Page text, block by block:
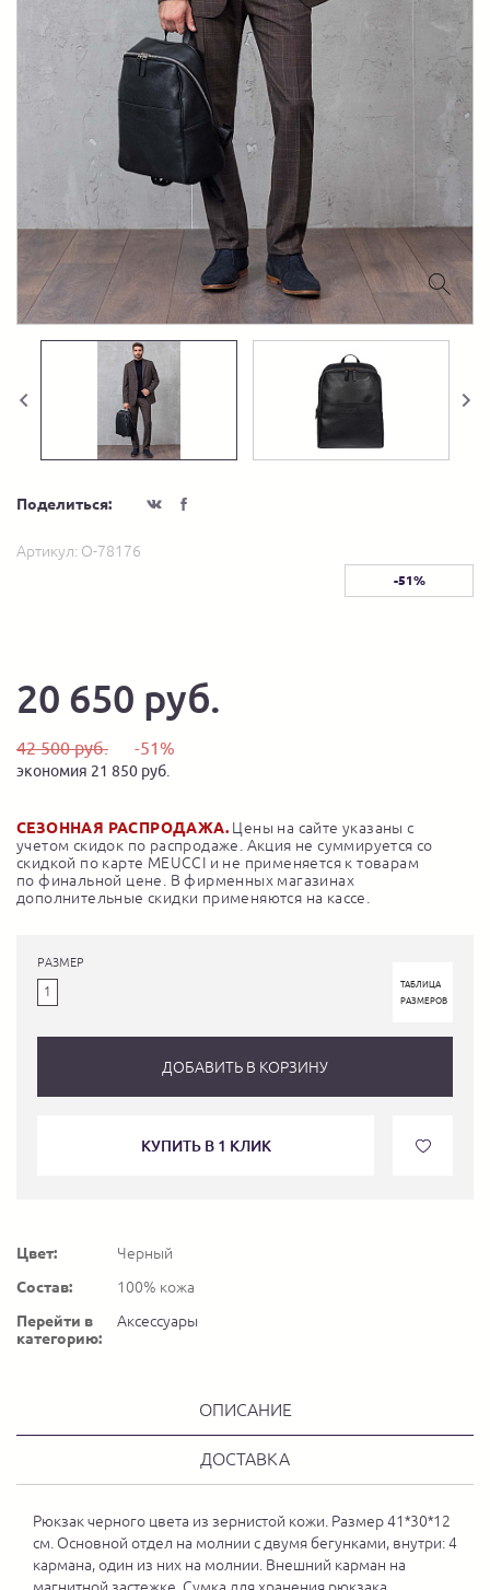
Поделиться:
Артикул: О-78176
-51%
20 650 руб.
42 500 руб. -51%
экономия 21 850 руб.
СЕЗОННАЯ РАСПРОДАЖА. Цены на сайте указаны с
учетом скидок по распродаже. Акция не суммируется со
скидкой по карте MEUCCI и не применяется к товарам
по финальной цене. В фирменных магазинах
дополнительные скидки применяются на кассе.
РАЗМЕР
1
ТАБЛИЦА
РАЗМЕРОВ
ДОБАВИТЬ В КОРЗИНУ
КУПИТЬ В 1 КЛИК
Цвет:
Черный
Состав:
100% кожа
Перейти в
категорию:
Аксессуары
ОПИСАНИЕ
ДОСТАВКА
Рюкзак черного цвета из зернистой кожи. Размер 41*30*12
см. Основной отдел на молнии с двумя бегунками, внутри: 4
кармана, один из них на молнии. Внешний карман на